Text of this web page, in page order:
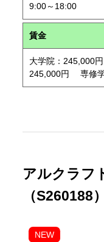
9:00～18:00
賃金
大学院：245,000
245,000円 専修
アルクラフ
（S260188）
NEW